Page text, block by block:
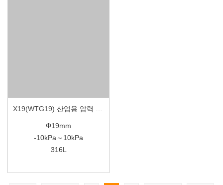
X19(WTG19) 산업용 압력 센서
Φ19mm
-10kPa～10kPa
316L